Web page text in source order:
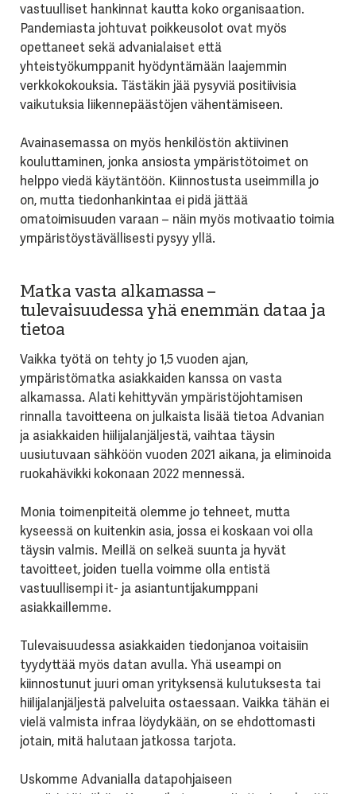
vastuulliset hankinnat kautta koko organisaation.
Pandemiasta johtuvat poikkeusolot ovat myös
opettaneet sekä advanialaiset että
yhteistyökumppanit hyödyntämään laajemmin
verkkokokouksia. Tästäkin jää pysyviä positiivisia
vaikutuksia liikennepäästöjen vähentämiseen.
Avainasemassa on myös henkilöstön aktiivinen
kouluttaminen, jonka ansiosta ympäristötoimet on
helppo viedä käytäntöön. Kiinnostusta useimmilla jo
on, mutta tiedonhankintaa ei pidä jättää
omatoimisuuden varaan – näin myös motivaatio toimia
ympäristöystävällisesti pysyy yllä.
Matka vasta alkamassa –
tulevaisuudessa yhä enemmän dataa ja
tietoa
Vaikka työtä on tehty jo 1,5 vuoden ajan,
ympäristömatka asiakkaiden kanssa on vasta
alkamassa. Alati kehittyvän ympäristöjohtamisen
rinnalla tavoitteena on julkaista lisää tietoa Advanian
ja asiakkaiden hiilijalanjäljestä, vaihtaa täysin
uusiutuvaan sähköön vuoden 2021 aikana, ja eliminoida
ruokahävikki kokonaan 2022 mennessä.
Monia toimenpiteitä olemme jo tehneet, mutta
kyseessä on kuitenkin asia, jossa ei koskaan voi olla
täysin valmis. Meillä on selkeä suunta ja hyvät
tavoitteet, joiden tuella voimme olla entistä
vastuullisempi it- ja asiantuntijakumppani
asiakkaillemme.
Tulevaisuudessa asiakkaiden tiedonjanoa voitaisiin
tyydyttää myös datan avulla. Yhä useampi on
kiinnostunut juuri oman yrityksensä kulutuksesta tai
hiilijalanjäljestä palveluita ostaessaan. Vaikka tähän ei
vielä valmista infraa löydykään, on se ehdottomasti
jotain, mitä halutaan jatkossa tarjota.
Uskomme Advanialla datapohjaiseen